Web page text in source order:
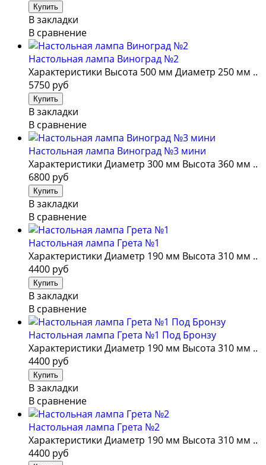
В закладки
В сравнение
Настольная лампа Виноград №2
Характеристики Высота 500 мм Диаметр 250 мм ..
5750 руб
В закладки
В сравнение
Настольная лампа Виноград №3 мини
Характеристики Диаметр 300 мм Высота 360 мм ..
6800 руб
В закладки
В сравнение
Настольная лампа Грета №1
Характеристики Диаметр 190 мм Высота 310 мм ..
4400 руб
В закладки
В сравнение
Настольная лампа Грета №1 Под Бронзу
Характеристики Диаметр 190 мм Высота 310 мм ..
4400 руб
В закладки
В сравнение
Настольная лампа Грета №2
Характеристики Диаметр 190 мм Высота 310 мм ..
4400 руб